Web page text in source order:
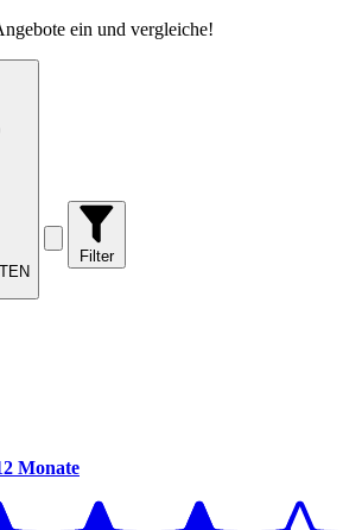
ein und vergleiche!
Filter
Monate